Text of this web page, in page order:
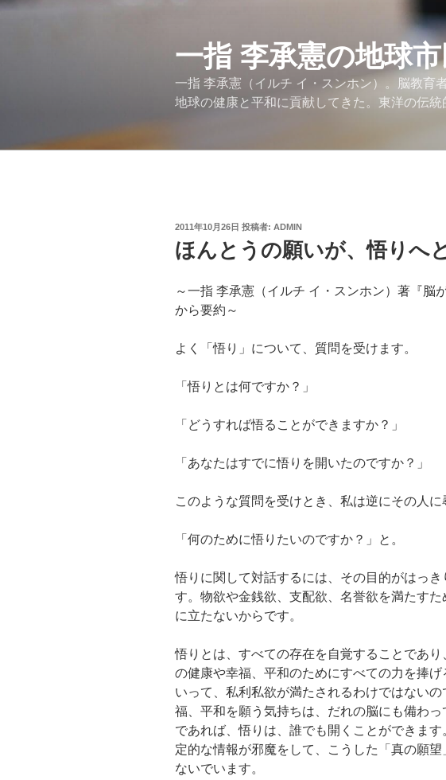
コ
一指 李承憲の地球
一指 李承憲（イルチ イ・スンホン）。脳教育
地球の健康と平和に貢献してきた。東洋の伝
投
日:
2011年10月26日 投稿者: ADMIN
ほんとうの願いが、悟りへ
～一指 李承憲（イルチ イ・スンホン）著『脳
から要約～
よく「悟り」について、質問を受けます。
「悟りとは何ですか？」
「どうすれば悟ることができますか？」
「あなたはすでに悟りを開いたのですか？」
このような質問を受けとき、私は逆にその人に
「何のために悟りたいのですか？」と。
悟りに関して対話するには、その目的がはっき
す。物欲や金銭欲、支配欲、名誉欲を満たす
に立たないからです。
悟りとは、すべての存在を自覚することであ
の健康や幸福、平和のためにすべての力を捧げ
いって、私利私欲が満たされるわけではない
福、平和を願う気持ちは、だれの脳にも備わ
であれば、悟りは、誰でも開くことができま
定的な情報が邪魔をして、こうした「真の願
ないでいます。